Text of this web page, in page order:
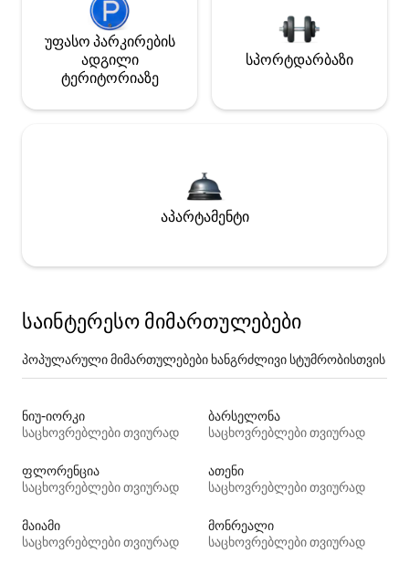
უფასო პარკირების
ადგილი
ტერიტორიაზე
სპორტდარბაზი
აპარტამენტი
საინტერესო მიმართულებები
პოპულარული მიმართულებები ხანგრძლივი სტუმრობისთვის
ნიუ-იორკი
საცხოვრებლები თვიურად
ბარსელონა
საცხოვრებლები თვიურად
ფლორენცია
საცხოვრებლები თვიურად
ათენი
საცხოვრებლები თვიურად
მაიამი
საცხოვრებლები თვიურად
მონრეალი
საცხოვრებლები თვიურად